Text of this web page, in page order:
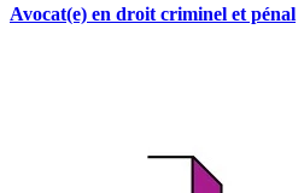
Avocat(e) en droit criminel et pénal